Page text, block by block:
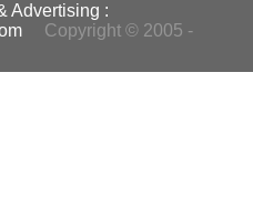
Advertising :
Copyright © 2005 -